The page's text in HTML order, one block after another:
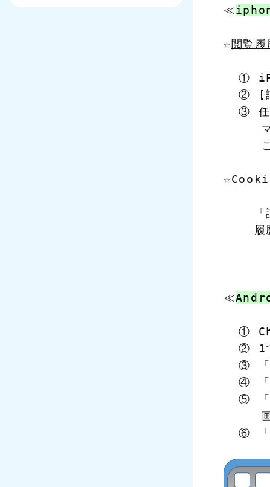
≪
☆閲覧履
①
② [
③ 任
☆
「
履
≪
①
② 1で
③ 「
④ 「
⑤ 「
画
⑥ 「